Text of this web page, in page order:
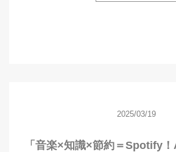
2025/03/19
「音楽×知識×節約＝Spotify